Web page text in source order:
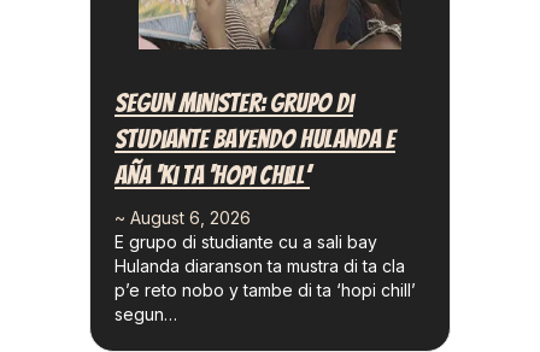
Segun Minister: Grupo Di
Studiante Bayendo Hulanda E
Aña ‘ki Ta ‘hopi Chill’
~ August 6, 2026
E grupo di studiante cu a sali bay
Hulanda diaranson ta mustra di ta cla
p’e reto nobo y tambe di ta ‘hopi chill’
segun…